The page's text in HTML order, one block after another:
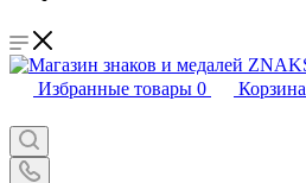
Избранные товары 0 Корзина